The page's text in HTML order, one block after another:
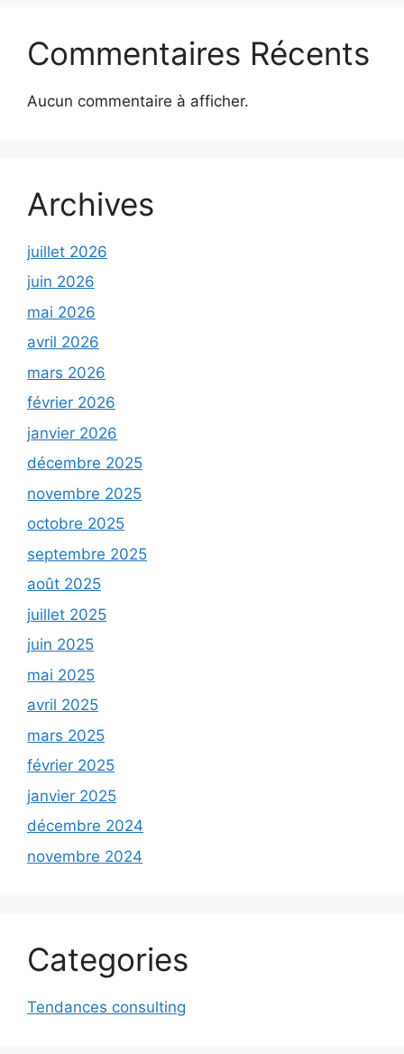
Commentaires Récents
Aucun commentaire à afficher.
Archives
juillet 2026
juin 2026
mai 2026
avril 2026
mars 2026
février 2026
janvier 2026
décembre 2025
novembre 2025
octobre 2025
septembre 2025
août 2025
juillet 2025
juin 2025
mai 2025
avril 2025
mars 2025
février 2025
janvier 2025
décembre 2024
novembre 2024
Categories
Tendances consulting